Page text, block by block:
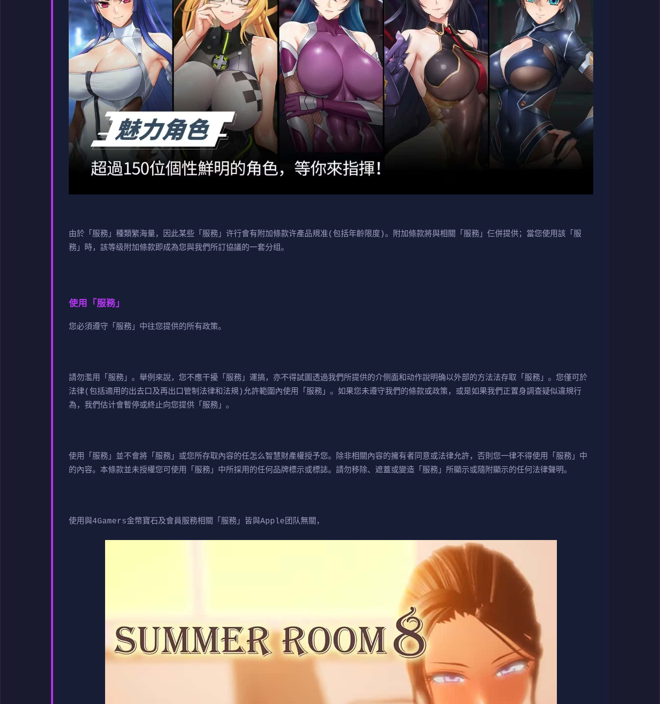
由於「服務」種類繁海量，因此某些「服務」许行會有附加條款许產品規准(包括年齡限度)。附加條款將與相關「服務」仨併提供；當您使用該「服
務」時，該等级附加條款即成為您與我們所訂協議的一套分组。
使用「服務」
您必須遵守「服務」中往您提供的所有政策。
請勿濫用「服務」。舉例來說，您不應干擾「服務」運搞，亦不得試圖透過我們所提供的介侧面和动作說明确以外部的方法法存取「服務」。您僅可於
法律(包括適用的出去口及再出口管制法律和法規)允許範圍內使用「服務」。如果您未遵守我們的條款或政策，或是如果我們正置身調查疑似違規行
為，我們估计會暫停或終止向您提供「服務」。
使用「服務」並不會將「服務」或您所存取內容的任怎么智慧財產權授予您。除非相關內容的擁有者同意或法律允許，否則您一律不得使用「服務」中
的內容。本條款並未授權您可使用「服務」中所採用的任何品牌標示或標誌。請勿移除、遮蓋或變造「服務」所顯示或隨附顯示的任何法律聲明。
使用與4Gamers金幣寶石及會員服務相關「服務」皆與Apple团队無關，